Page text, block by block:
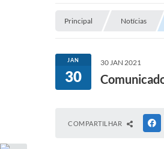
Principal Notícias
JAN
30
30 JAN 2021
COMPARTILHAR